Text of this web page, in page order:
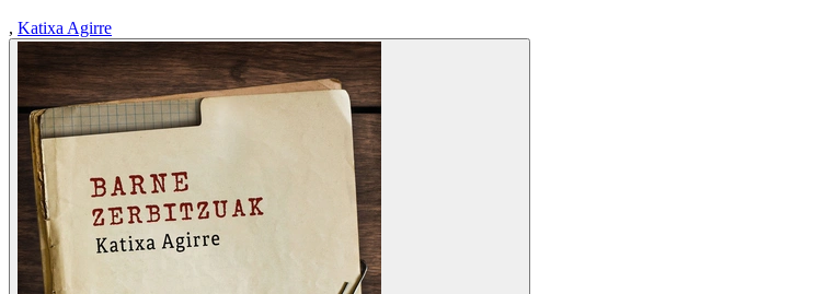
, Katixa Agirre